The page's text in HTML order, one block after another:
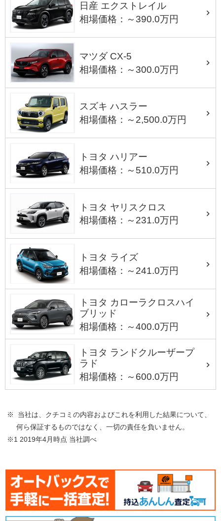
日産 エクストレイル
相場価格：～390.0万円
マツダ CX-5
相場価格：～300.0万円
スズキ ハスラー
相場価格：～2,500.0万円
トヨタ ハリアー
相場価格：～510.0万円
トヨタ ヤリスクロス
相場価格：～231.0万円
トヨタ ライズ
相場価格：～241.0万円
トヨタ カローラクロスハイ
ブリッド
相場価格：～400.0万円
トヨタ ランドクルーザープ
ラド
相場価格：～600.0万円
※ 当社は、クチコミの内容およびこれを利用した結果について、
何ら保証するものではなく、一切の責任を負いません。
※1 2019年4月時点 当社調べ